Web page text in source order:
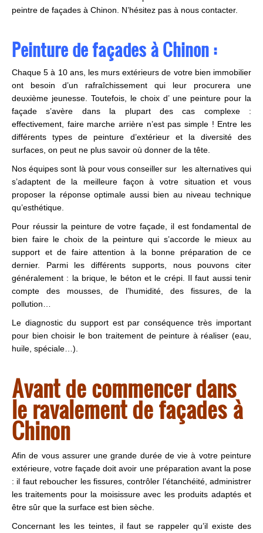
peintre de façades à Chinon. N’hésitez pas à nous contacter.
Peinture de façades à Chinon :
Chaque 5 à 10 ans, les murs extérieurs de votre bien immobilier
ont besoin d’un rafraîchissement qui leur procurera une
deuxième jeunesse. Toutefois, le choix d’ une peinture pour la
façade s’avère dans la plupart des cas complexe :
effectivement, faire marche arrière n’est pas simple ! Entre les
différents types de peinture d’extérieur et la diversité des
surfaces, on peut ne plus savoir où donner de la tête.
Nos équipes sont là pour vous conseiller sur les alternatives qui
s’adaptent de la meilleure façon à votre situation et vous
proposer la réponse optimale aussi bien au niveau technique
qu’esthétique.
Pour réussir la peinture de votre façade, il est fondamental de
bien faire le choix de la peinture qui s’accorde le mieux au
support et de faire attention à la bonne préparation de ce
dernier. Parmi les différents supports, nous pouvons citer
généralement : la brique, le béton et le crépi. Il faut aussi tenir
compte des mousses, de l’humidité, des fissures, de la
pollution…
Le diagnostic du support est par conséquence très important
pour bien choisir le bon traitement de peinture à réaliser (eau,
huile, spéciale…).
Avant de commencer dans
le ravalement de façades à
Chinon
Afin de vous assurer une grande durée de vie à votre peinture
extérieure, votre façade doit avoir une préparation avant la pose
: il faut reboucher les fissures, contrôler l’étanchéité, administrer
les traitements pour la moisissure avec les produits adaptés et
être sûr que la surface est bien sèche.
Concernant les les teintes, il faut se rappeler qu’il existe des